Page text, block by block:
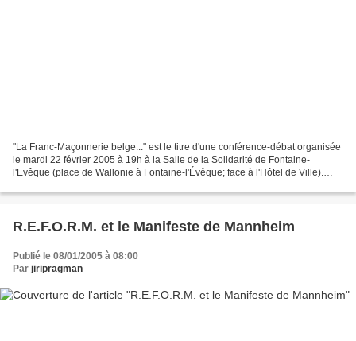
"La Franc-Maçonnerie belge..." est le titre d'une conférence-débat organisée
le mardi 22 février 2005 à 19h à la Salle de la Solidarité de Fontaine-
l'Evêque (place de Wallonie à Fontaine-l'Évêque; face à l'Hôtel de Ville).
R.E.F.O.R.M. et le Manifeste de Mannheim
Publié le 08/01/2005 à 08:00
Par jiripragman